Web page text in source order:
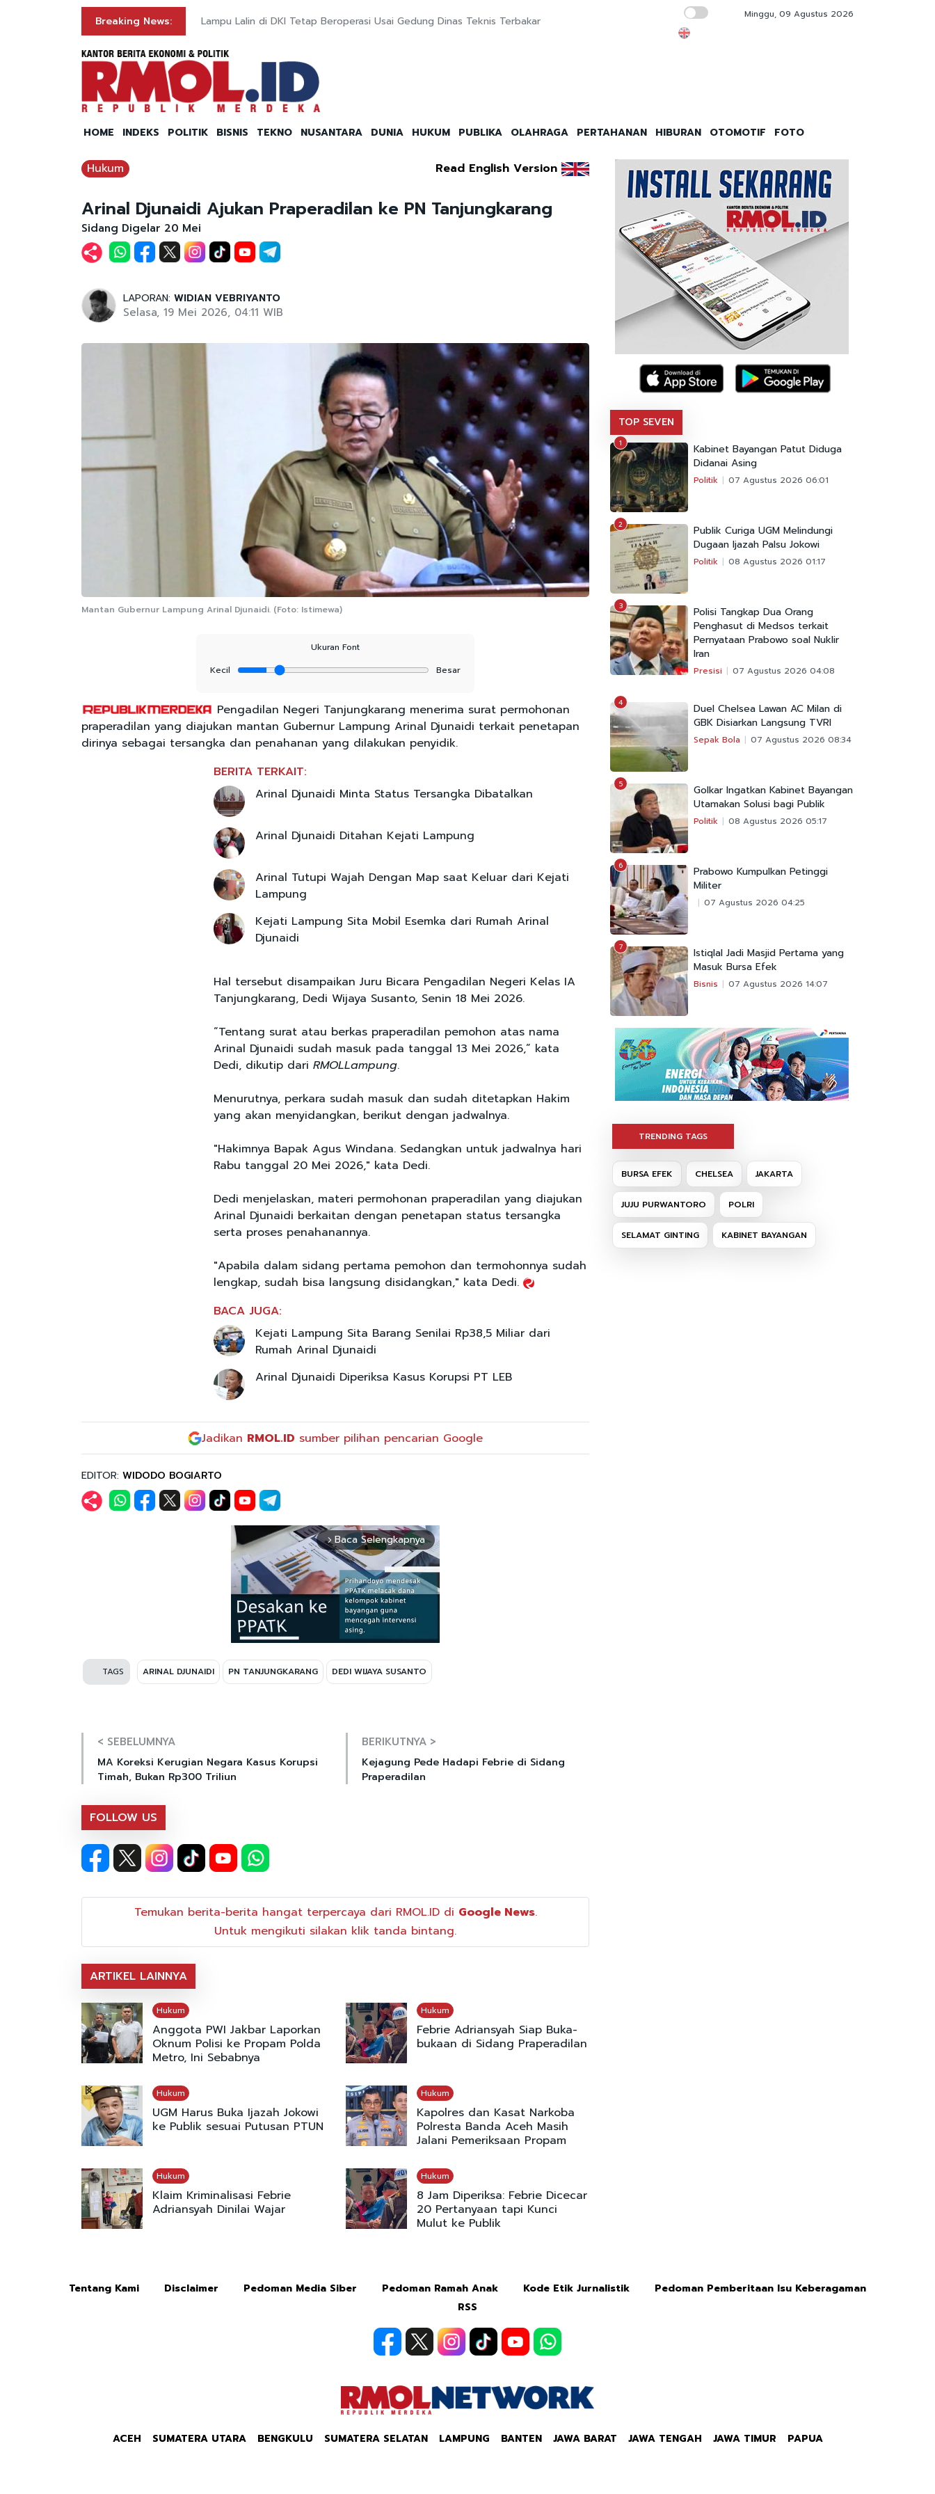
Breaking News: Lampu Lalin di DKI Tetap Beroperasi Usai Gedung Dinas Teknis Terbakar Ketua IESPA Apresiasi E-Sports Kapolri
Minggu, 09 Agustus 2026
HOME INDEKS POLITIK BISNIS TEKNO NUSANTARA DUNIA HUKUM PUBLIKA OLAHRAGA PERTAHANAN HIBURAN OTOMOTIF FOTO
Hukum Read English Version
Arinal Djunaidi Ajukan Praperadilan ke PN Tanjungkarang
Sidang Digelar 20 Mei
LAPORAN: WIDIAN VEBRIYANTO
Selasa, 19 Mei 2026, 04:11 WIB
Mantan Gubernur Lampung Arinal Djunaidi. (Foto: Istimewa)
Ukuran Font
Kecil
Besar
Pengadilan Negeri Tanjungkarang menerima surat permohonan
praperadilan yang diajukan mantan Gubernur Lampung Arinal Djunaidi terkait penetapan
dirinya sebagai tersangka dan penahanan yang dilakukan penyidik.
BERITA TERKAIT:
Arinal Djunaidi Minta Status Tersangka Dibatalkan
Arinal Djunaidi Ditahan Kejati Lampung
Arinal Tutupi Wajah Dengan Map saat Keluar dari Kejati
Lampung
Kejati Lampung Sita Mobil Esemka dari Rumah Arinal
Djunaidi
Hal tersebut disampaikan Juru Bicara Pengadilan Negeri Kelas IA
Tanjungkarang, Dedi Wijaya Susanto, Senin 18 Mei 2026.
“Tentang surat atau berkas praperadilan pemohon atas nama
Arinal Djunaidi sudah masuk pada tanggal 13 Mei 2026,” kata
Dedi, dikutip dari RMOLLampung.
Menurutnya, perkara sudah masuk dan sudah ditetapkan Hakim
yang akan menyidangkan, berikut dengan jadwalnya.
"Hakimnya Bapak Agus Windana. Sedangkan untuk jadwalnya hari
Rabu tanggal 20 Mei 2026," kata Dedi.
Dedi menjelaskan, materi permohonan praperadilan yang diajukan
Arinal Djunaidi berkaitan dengan penetapan status tersangka
serta proses penahanannya.
"Apabila dalam sidang pertama pemohon dan termohonnya sudah
lengkap, sudah bisa langsung disidangkan," kata Dedi.
BACA JUGA:
Kejati Lampung Sita Barang Senilai Rp38,5 Miliar dari
Rumah Arinal Djunaidi
Arinal Djunaidi Diperiksa Kasus Korupsi PT LEB
Jadikan RMOL.ID sumber pilihan pencarian Google
EDITOR: WIDODO BOGIARTO
arrow_forward_ios Baca Selengkapnya
TAGS ARINAL DJUNAIDI PN TANJUNGKARANG DEDI WIJAYA SUSANTO
< SEBELUMNYA
MA Koreksi Kerugian Negara Kasus Korupsi
Timah, Bukan Rp300 Triliun
BERIKUTNYA >
Kejagung Pede Hadapi Febrie di Sidang
Praperadilan
FOLLOW US
Temukan berita-berita hangat terpercaya dari RMOL.ID di Google News.
Untuk mengikuti silakan klik tanda bintang.
ARTIKEL LAINNYA
Hukum
Anggota PWI Jakbar Laporkan
Oknum Polisi ke Propam Polda
Metro, Ini Sebabnya
Hukum
Febrie Adriansyah Siap Buka-
bukaan di Sidang Praperadilan
Hukum
UGM Harus Buka Ijazah Jokowi
ke Publik sesuai Putusan PTUN
Hukum
Kapolres dan Kasat Narkoba
Polresta Banda Aceh Masih
Jalani Pemeriksaan Propam
Hukum
Klaim Kriminalisasi Febrie
Adriansyah Dinilai Wajar
Hukum
8 Jam Diperiksa: Febrie Dicecar
20 Pertanyaan tapi Kunci
Mulut ke Publik
TOP SEVEN
1
Kabinet Bayangan Patut Diduga
Didanai Asing
Politik 07 Agustus 2026 06:01
2
Publik Curiga UGM Melindungi
Dugaan Ijazah Palsu Jokowi
Politik 08 Agustus 2026 01:17
3
Polisi Tangkap Dua Orang
Penghasut di Medsos terkait
Pernyataan Prabowo soal Nuklir
Iran
Presisi 07 Agustus 2026 04:08
4
Duel Chelsea Lawan AC Milan di
GBK Disiarkan Langsung TVRI
Sepak Bola 07 Agustus 2026 08:34
5
Golkar Ingatkan Kabinet Bayangan
Utamakan Solusi bagi Publik
Politik 08 Agustus 2026 05:17
6
Prabowo Kumpulkan Petinggi
Militer
07 Agustus 2026 04:25
7
Istiqlal Jadi Masjid Pertama yang
Masuk Bursa Efek
Bisnis 07 Agustus 2026 14:07
TRENDING TAGS
BURSA EFEK CHELSEA JAKARTA
JUJU PURWANTORO POLRI
SELAMAT GINTING KABINET BAYANGAN
Tentang Kami Disclaimer Pedoman Media Siber Pedoman Ramah Anak Kode Etik Jurnalistik
Pedoman Pemberitaan Isu Keberagaman
RSS
ACEH SUMATERA UTARA BENGKULU SUMATERA SELATAN LAMPUNG BANTEN JAWA BARAT JAWA TENGAH JAWA TIMUR PAPUA